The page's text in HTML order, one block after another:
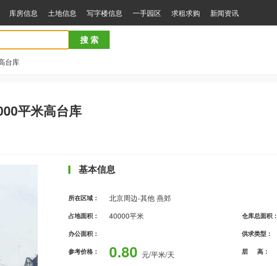
库房信息 土地信息 写字楼信息 一手园区 求租求购 新闻资讯
搜 索
台库
平米高台库
基本信息
所在区域： 北京周边-其他 燕郊
占地面积： 40000平米
仓库总面积：
办公面积：
供求类型：
参考价格： 0.80 元/平米/天 层 高：